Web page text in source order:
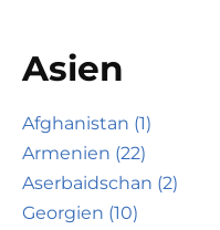
Asien
Afghanistan (1)
Armenien (22)
Aserbaidschan (2)
Georgien (10)